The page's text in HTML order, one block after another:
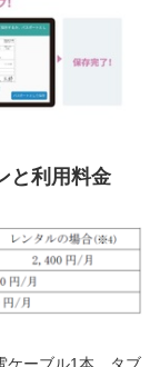
と利用料金